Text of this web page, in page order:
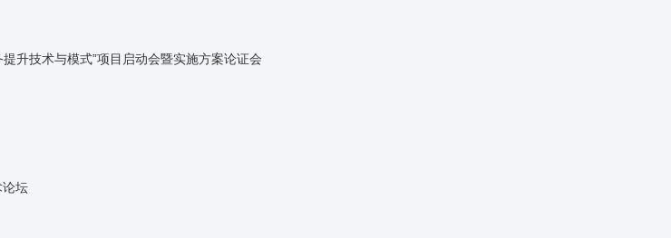
升技术与模式”项目启动会暨实施方案论证会
论坛